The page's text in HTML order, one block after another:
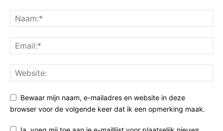
Bewaar mijn naam, e-mailadres en website in deze
browser voor de volgende keer dat ik een opmerking maak.